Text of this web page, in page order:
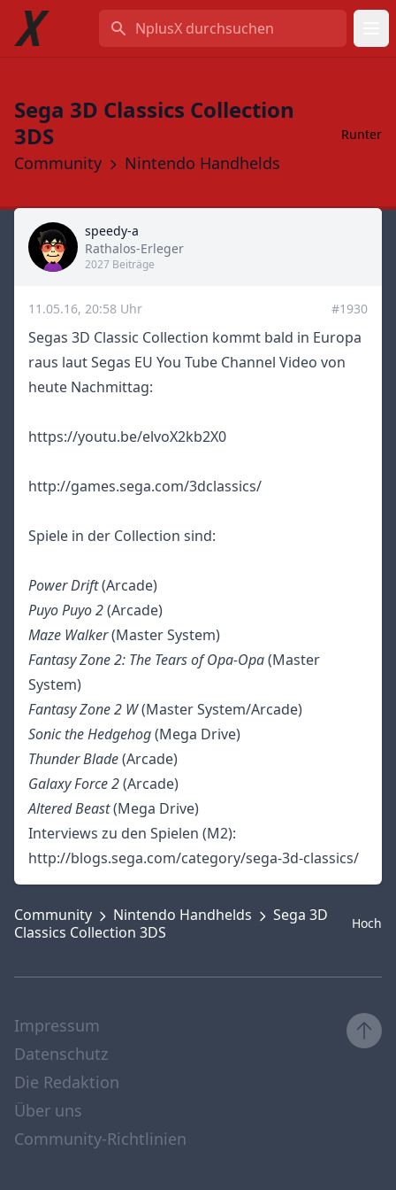
NplusX durchsuchen
Sega 3D Classics Collection
3DS
Community Nintendo Handhelds
Runter
speedy-a
Title
Rathalos-Erleger
2027 Beiträge
11.05.16, 20:58 Uhr #1930
Segas 3D Classic Collection kommt bald in Europa
raus laut Segas EU You Tube Channel Video von
heute Nachmittag:
https://youtu.be/elvoX2kb2X0
http://games.sega.com/3dclassics/
Spiele in der Collection sind:
Power Drift(Arcade)
Puyo Puyo 2(Arcade)
Maze Walker(Master System)
Fantasy Zone 2: The Tears of Opa-Opa(Master
System)
Fantasy Zone 2 W(Master System/Arcade)
Sonic the Hedgehog(Mega Drive)
Thunder Blade(Arcade)
Galaxy Force 2(Arcade)
Altered Beast(Mega Drive)
Interviews zu den Spielen (M2):
http://blogs.sega.com/category/sega-3d-classics/
Community Nintendo Handhelds
Sega 3D
Classics Collection 3DS
Hoch
Impressum
Datenschutz
Die Redaktion
Über uns
Community-Richtlinien